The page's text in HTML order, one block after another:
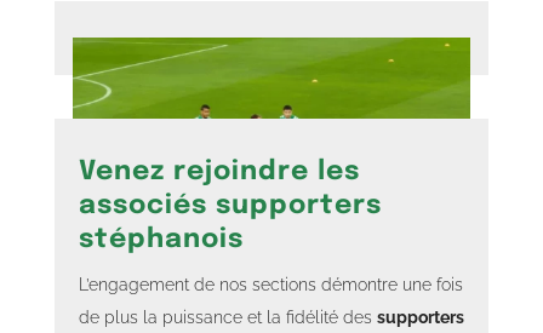
2025_1
Section 220 - Les verts en Nord - Amiens vs ASSE - Septembre
Section 220 - Les verts en Nord - Amiens vs ASSE - Septembre
Section 220 - Les verts en Nord - Amiens vs ASSE - Septembre
Venez rejoindre les
associés supporters
stéphanois
L’engagement de nos sections démontre une fois
de plus la puissance et la fidélité des supporters